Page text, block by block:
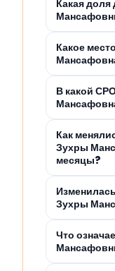
Какая
Какое
В какой
Как
Зухры
месяцы?
Зухры
Что